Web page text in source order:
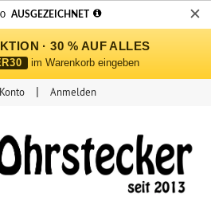
✕
· 30 % AUF ALLES
im Warenkorb eingeben
Anmelden